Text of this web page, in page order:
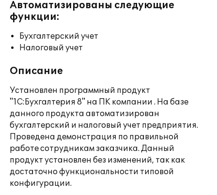
Автоматизированы следующие
функции:
Бухгалтерский учет
Налоговый учет
Описание
Установлен программный продукт
"1С:Бухгалтерия 8" на ПК компании . На базе
данного продукта автоматизирован
бухгалтерский и налоговый учет предприятия.
Проведена демонстрация по правильной
работе сотрудникам заказчика. Данный
продукт установлен без изменений, так как
достаточно функциональности типовой
конфигурации.